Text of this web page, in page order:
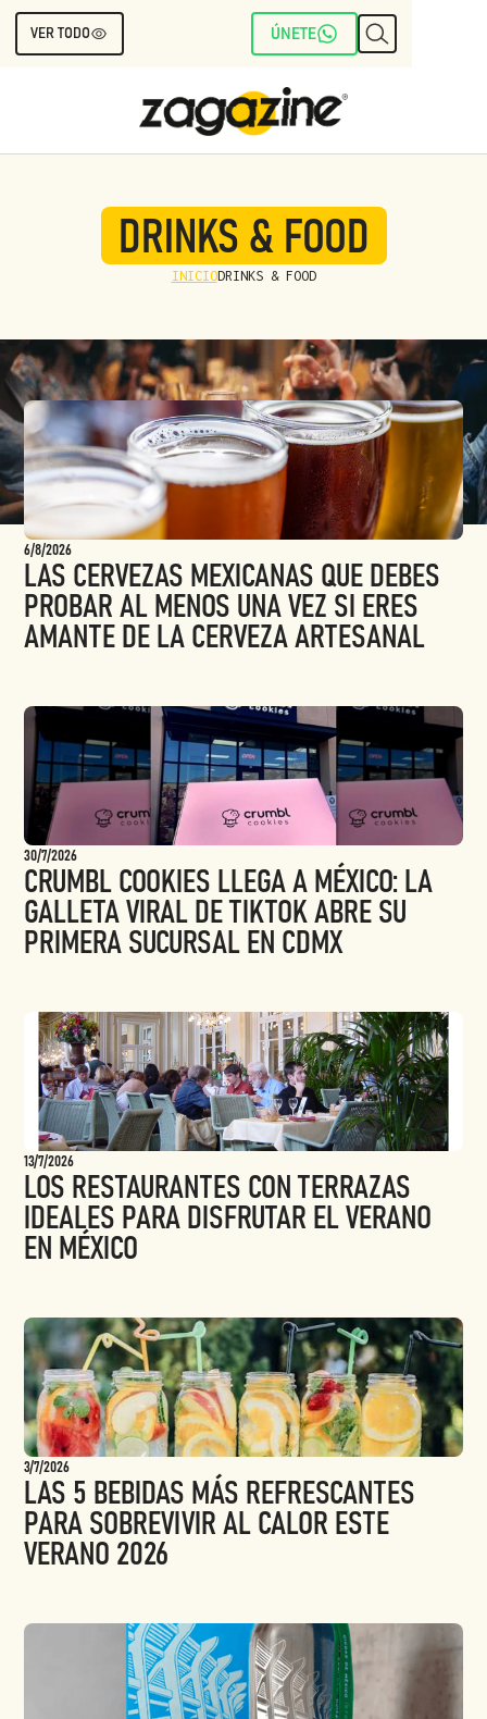
VER TODO ÚNETE
BIENESTAR
DEPORTES
DRINKS & FOOD
MODA
POLÍTICA
¿QUÉ VER Y QUÉ ESCUCHAR?
SOCIALITÉ
WHO TO FOLLOW?
DRINKS & FOOD
INICIODRINKS & FOOD
6/8/2026
LAS CERVEZAS MEXICANAS QUE DEBES
PROBAR AL MENOS UNA VEZ SI ERES
AMANTE DE LA CERVEZA ARTESANAL
30/7/2026
CRUMBL COOKIES LLEGA A MÉXICO: LA
GALLETA VIRAL DE TIKTOK ABRE SU
PRIMERA SUCURSAL EN CDMX
13/7/2026
LOS RESTAURANTES CON TERRAZAS
IDEALES PARA DISFRUTAR EL VERANO
EN MÉXICO
3/7/2026
LAS 5 BEBIDAS MÁS REFRESCANTES
PARA SOBREVIVIR AL CALOR ESTE
VERANO 2026